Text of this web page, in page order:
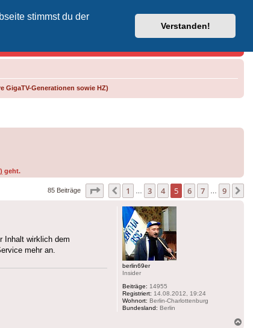
stimmst du der
Verstanden!
Vodafone-Kabel-Helpdesk
GigaTV-Generationen sowie HZ)
geht.
85 Beiträge Seite von
Vorherige
1 3 4 5 6 7 9
berlin69er
Insider
Beiträge: 14955
Registriert: 14.08.2012, 19:24
Wohnort: Berlin-Charlottenburg
Bundesland: Berlin
Inhalt wirklich dem
mehr an.